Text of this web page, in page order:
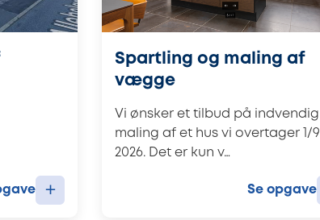
+
Spartling og maling af
vægge
Vi ønsker et tilbud på indvendig
maling af et hus vi overtager 1/9
2026. Det er kun v…
Se opgave